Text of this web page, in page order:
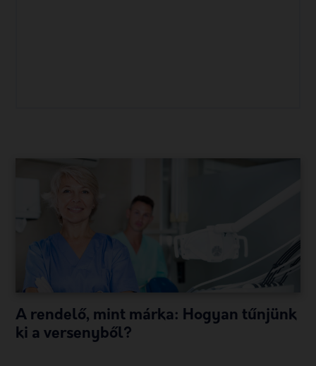
A rendelő, mint márka: Hogyan tűnjünk
ki a versenyből?